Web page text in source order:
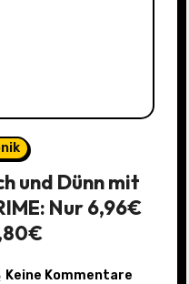
und Dünn mit
Nur 6,96€
Keine Kommentare